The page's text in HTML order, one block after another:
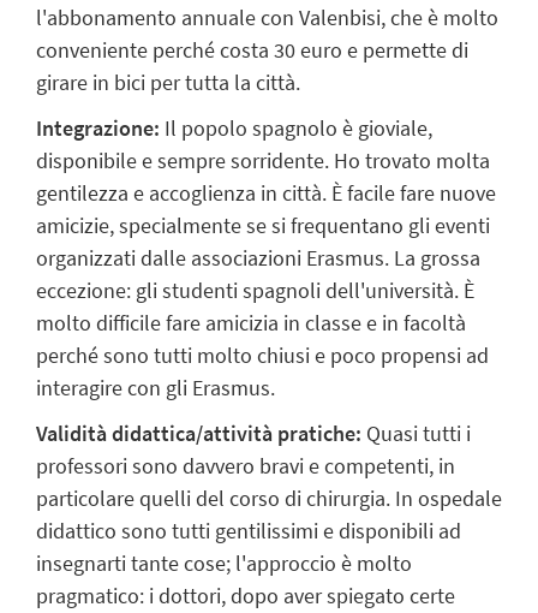
l'abbonamento annuale con Valenbisi, che è molto
conveniente perché costa 30 euro e permette di
girare in bici per tutta la città.
Integrazione: Il popolo spagnolo è gioviale,
disponibile e sempre sorridente. Ho trovato molta
gentilezza e accoglienza in città. È facile fare nuove
amicizie, specialmente se si frequentano gli eventi
organizzati dalle associazioni Erasmus. La grossa
eccezione: gli studenti spagnoli dell'università. È
molto difficile fare amicizia in classe e in facoltà
perché sono tutti molto chiusi e poco propensi ad
interagire con gli Erasmus.
Validità didattica/attività pratiche: Quasi tutti i
professori sono davvero bravi e competenti, in
particolare quelli del corso di chirurgia. In ospedale
didattico sono tutti gentilissimi e disponibili ad
insegnarti tante cose; l'approccio è molto
pragmatico: i dottori, dopo aver spiegato certe